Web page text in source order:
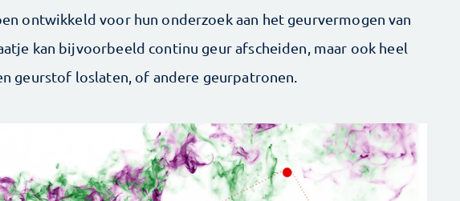
ontwikkeld voor hun onderzoek aan het geurvermogen van
kan bijvoorbeeld continu geur afscheiden, maar ook heel
geurstof loslaten, of andere geurpatronen.